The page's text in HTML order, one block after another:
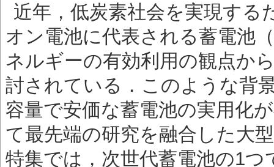
近年，低炭素社会を実現す
オン電池に代表される蓄電池
ネルギーの有効利用の観点か
討されている．このような背
容量で安価な蓄電池の実用化
て最先端の研究を融合した大
特集では，次世代蓄電池の1